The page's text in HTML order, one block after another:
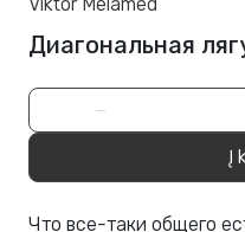
Диагональная
−
Į
Что все-таки общего